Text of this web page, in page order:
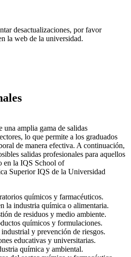
desactualizaciones, por favor
la web de la universidad.
amplia gama de salidas
lo que permite a los graduados
de manera efectiva. A continuación,
salidas profesionales para aquellos
en la IQS School of
Superior IQS de la Universidad
químicos y farmacéuticos.
la industria química o alimentaria.
de residuos y medio ambiente.
químicos y formulaciones.
y prevención de riesgos.
educativas y universitarias.
química y ambiental.